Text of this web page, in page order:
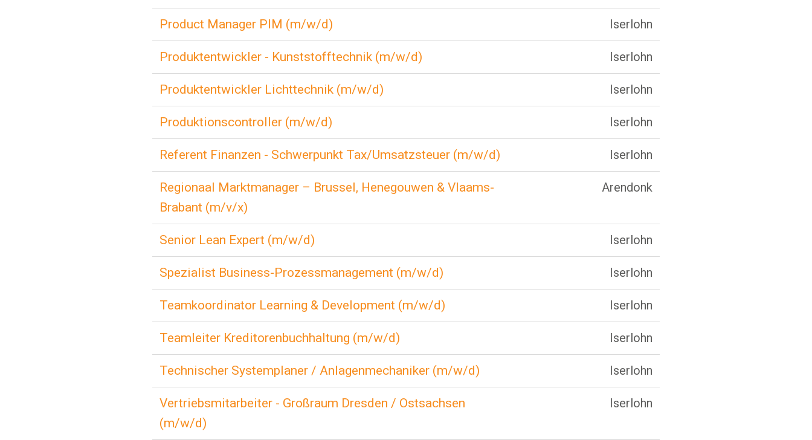
Product Manager PIM (m/w/d) Iserlohn
Produktentwickler - Kunststofftechnik (m/w/d) Iserlohn
Produktentwickler Lichttechnik (m/w/d) Iserlohn
Produktionscontroller (m/w/d) Iserlohn
Referent Finanzen - Schwerpunkt Tax/Umsatzsteuer (m/w/d) Iserlohn
Regionaal Marktmanager – Brussel, Henegouwen & Vlaams-
Brabant (m/v/x)
Arendonk
Senior Lean Expert (m/w/d) Iserlohn
Spezialist Business-Prozessmanagement (m/w/d) Iserlohn
Teamkoordinator Learning & Development (m/w/d) Iserlohn
Teamleiter Kreditorenbuchhaltung (m/w/d) Iserlohn
Technischer Systemplaner / Anlagenmechaniker (m/w/d) Iserlohn
Vertriebsmitarbeiter - Großraum Dresden / Ostsachsen
(m/w/d)
Iserlohn